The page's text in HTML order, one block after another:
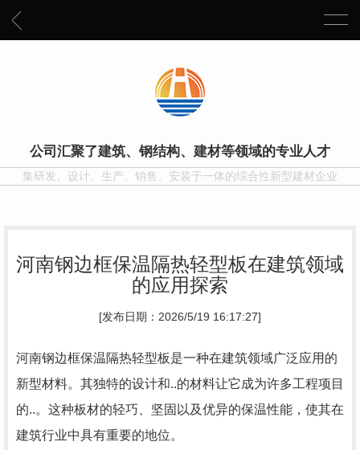
公司汇聚了建筑、钢结构、建材等领域的专业人才
集研发、设计、生产、销售、安装于一体的综合性新型建材企业
河南钢边框保温隔热轻型板在建筑领域
的应用探索
[发布日期：2026/5/19 16:17:27]
河南钢边框保温隔热轻型板是一种在建筑领域广泛应用的
新型材料。其独特的设计和..的材料让它成为许多工程项目
的..。这种板材的轻巧、坚固以及优异的保温性能，使其在
建筑行业中具有重要的地位。